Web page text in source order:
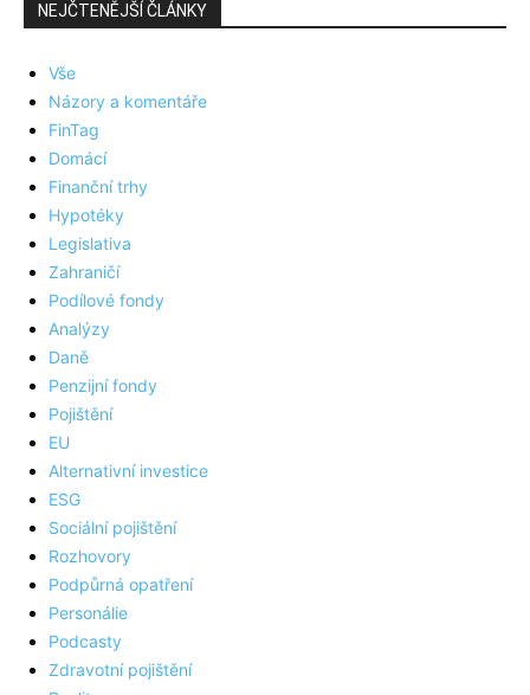
NEJČTENĚJŠÍ ČLÁNKY
Vše
Názory a komentáře
FinTag
Domácí
Finanční trhy
Hypotéky
Legislativa
Zahraničí
Podílové fondy
Analýzy
Daně
Penzijní fondy
Pojištění
EU
Alternativní investice
ESG
Sociální pojištění
Rozhovory
Podpůrná opatření
Personálie
Podcasty
Zdravotní pojištění